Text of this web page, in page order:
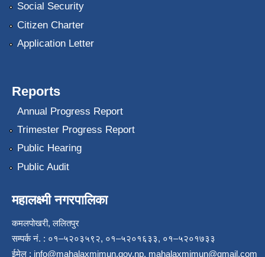
Social Security
Citizen Charter
Application Letter
Reports
Annual Progress Report
Trimester Progress Report
Public Hearing
Public Audit
महालक्ष्मी नगरपालिका
कमलपोखरी, ललितपुर
सम्पर्क नं. : ०१–५२०३५९२, ०१–५२०१६३३, ०१–५२०१७३३
ईमेल : info@mahalaxmimun.gov.np, mahalaxmimun@gmail.com